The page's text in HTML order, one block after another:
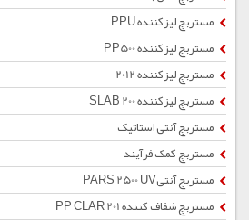
مستربچ لیزکننده PPU
مستربچ لیزکننده PP500
مستربچ لیزکننده 2012
مستربچ لیزکننده SLAB 200
مستربچ آنتی استاتیک
مستربچ کمک فرآیند
مستربچ آنتیPARS 2500 UV
مستربچ شفاف کننده PP CLAR 201